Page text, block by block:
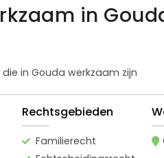
in
in Gouda werkzaam zijn
Rechtsgebieden
Familierecht